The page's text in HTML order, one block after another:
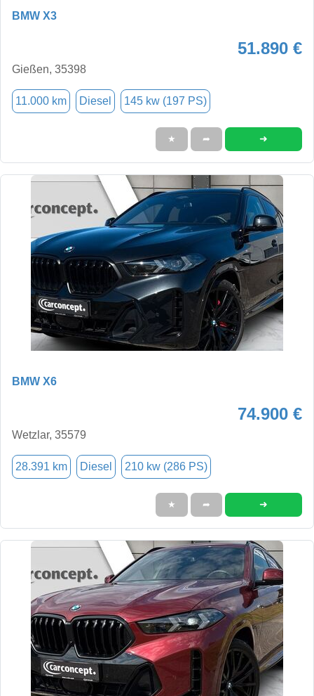
BMW X3
51.890 €
Gießen, 35398
11.000 km Diesel 145 kw (197 PS)
★ ➦ ➜
BMW X6
74.900 €
Wetzlar, 35579
28.391 km Diesel 210 kw (286 PS)
★ ➦ ➜